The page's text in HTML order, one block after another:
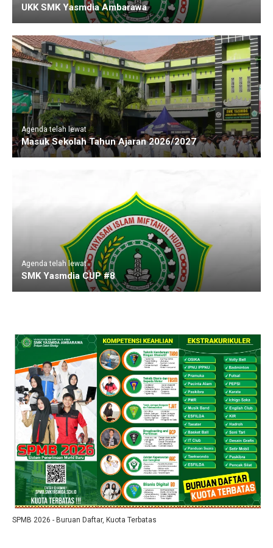
UKK SMK Yasmdia Ambarawa
Agenda telah lewat
Masuk Sekolah Tahun Ajaran 2026/2027
Agenda telah lewat
SMK Yasmdia CUP #8
SPMB 2026 - Buruan Daftar, Kuota Terbatas